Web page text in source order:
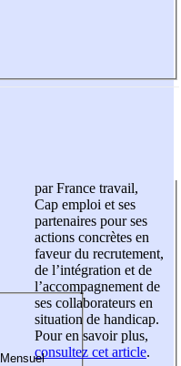
par France travail,
Cap emploi et ses
partenaires pour ses
actions concrètes en
faveur du recrutement,
de l’intégration et de
l’accompagnement de
ses collaborateurs en
situation de handicap.
Pour en savoir plus,
consultez cet article.